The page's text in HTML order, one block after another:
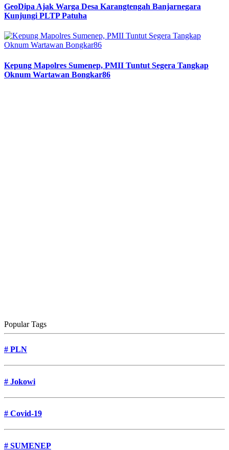
GeoDipa Ajak Warga Desa Karangtengah Banjarnegara
Kunjungi PLTP Patuha
Kepung Mapolres Sumenep, PMII Tuntut Segera Tangkap
Oknum Wartawan Bongkar86
Popular Tags
# PLN
# Jokowi
# Covid-19
# SUMENEP